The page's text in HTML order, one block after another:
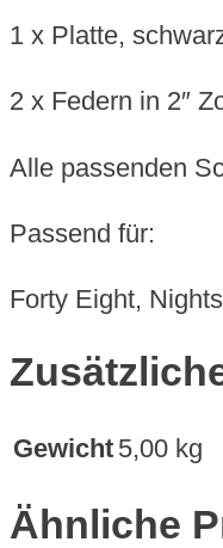
1 x Platte,
2 x Federn in 2″
Alle passenden
Passend für:
Forty Eight,
Gewicht 5,00 kg
Ähnliche